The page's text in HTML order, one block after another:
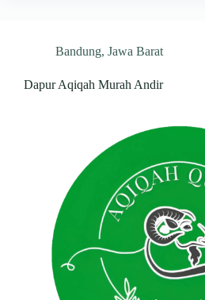
Bandung, Jawa Barat
Dapur Aqiqah Murah Andir